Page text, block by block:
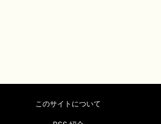
このサイトについて